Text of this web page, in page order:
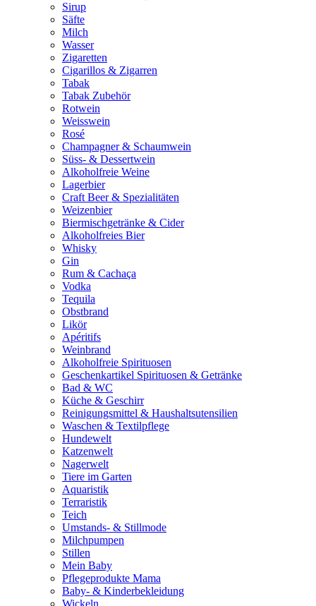
Sirup
Säfte
Milch
Wasser
Zigaretten
Cigarillos & Zigarren
Tabak
Tabak Zubehör
Rotwein
Weisswein
Rosé
Champagner & Schaumwein
Süss- & Dessertwein
Alkoholfreie Weine
Lagerbier
Craft Beer & Spezialitäten
Weizenbier
Biermischgetränke & Cider
Alkoholfreies Bier
Whisky
Gin
Rum & Cachaça
Vodka
Tequila
Obstbrand
Likör
Apéritifs
Weinbrand
Alkoholfreie Spirituosen
Geschenkartikel Spirituosen & Getränke
Bad & WC
Küche & Geschirr
Reinigungsmittel & Haushaltsutensilien
Waschen & Textilpflege
Hundewelt
Katzenwelt
Nagerwelt
Tiere im Garten
Aquaristik
Terraristik
Teich
Umstands- & Stillmode
Milchpumpen
Stillen
Mein Baby
Pflegeprodukte Mama
Baby- & Kinderbekleidung
Wickeln